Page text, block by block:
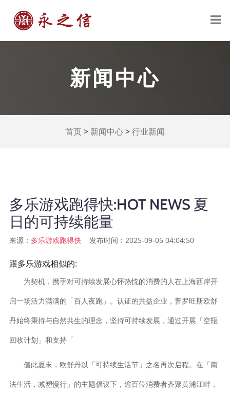
新闻中心
首页 > 新闻中心 > 行业新闻
多乐游戏跑得快:HOT NEWS 夏
日的可持续能量
来源： 多乐游戏跑得快发布时间：2025-09-05 04:04:50
跟多乐游戏相似的:
为契机，携手对可持续发展心怀热忱的消费的人在上海西岸开
启一场活力满满的「百人夜跑」。认证的共益企业，普罗旺斯欧舒
丹始终秉持与自然共生的理念，坚持可持续发展，通过开展「空瓶
回收计划」和支持「
值此夏末，欧舒丹以「可持续生活节」之名再次启程。在「南
法生活，减塑慢行」的主题倡议下，逾百位消费者齐聚黄浦江畔，